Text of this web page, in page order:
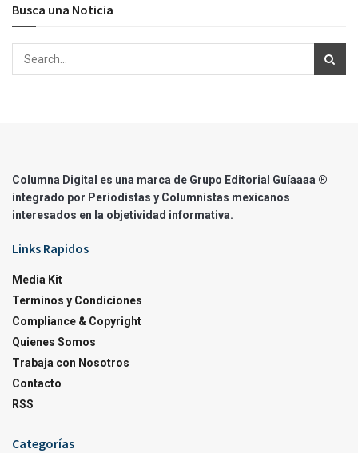
Busca una Noticia
Columna Digital es una marca de Grupo Editorial Guíaaaa ®
integrado por Periodistas y Columnistas mexicanos
interesados en la objetividad informativa.
Links Rapidos
Media Kit
Terminos y Condiciones
Compliance & Copyright
Quienes Somos
Trabaja con Nosotros
Contacto
RSS
Categorías